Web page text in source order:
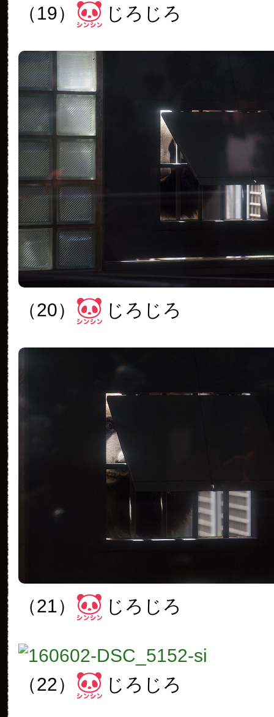
（19） じろじろ
（20） じろじろ
（21） じろじろ
（22） じろじろ